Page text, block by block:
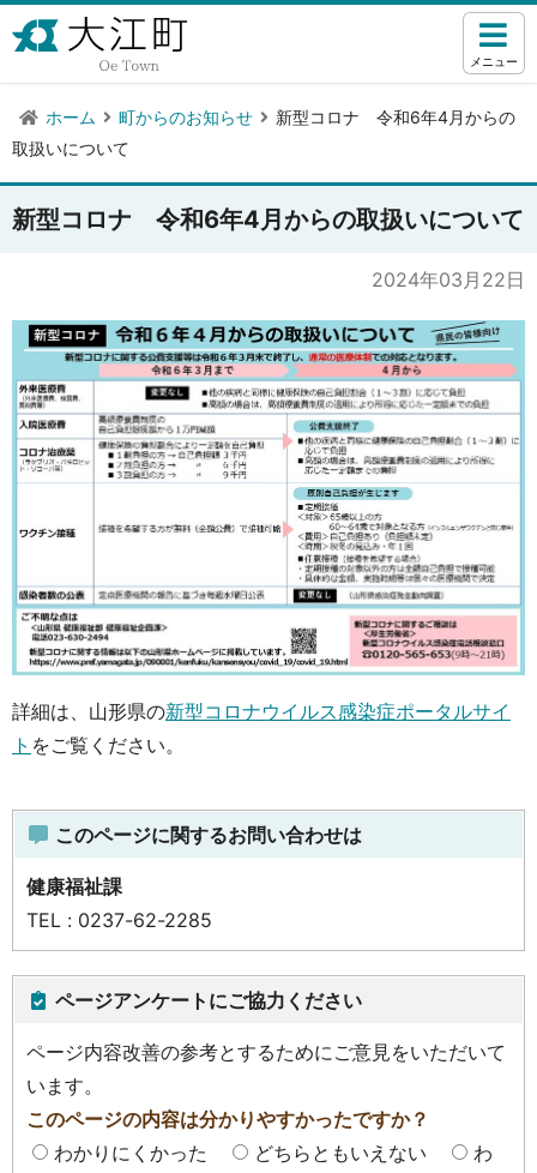
メニュー
ホーム 町からのお知らせ
新型コロナ 令和6年4月からの
取扱いについて
新型コロナ 令和6年4月からの取扱いについて
2024年03月22日
詳細は、山形県の新型コロナウイルス感染症ポータルサイ
ト をご覧ください。
このページに関するお問い合わせは
健康福祉課
TEL : 0237-62-2285
ページアンケートにご協力ください
ページ内容改善の参考とするためにご意見をいただいて
います。
このページの内容は分かりやすかったですか？
わかりにくかった
どちらともいえない
わ